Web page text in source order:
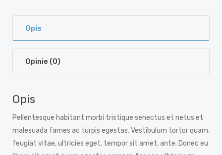
Opis
Opinie (0)
Opis
Pellentesque habitant morbi tristique senectus et netus et
malesuada fames ac turpis egestas. Vestibulum tortor quam,
feugiat vitae, ultricies eget, tempor sit amet, ante. Donec eu